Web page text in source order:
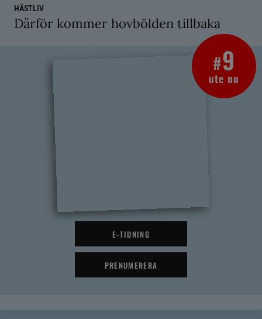
HÄSTLIV
Därför kommer hovbölden tillbaka
#9
ute nu
E-TIDNING
PRENUMERERA